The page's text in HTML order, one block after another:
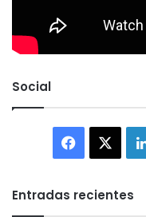
Social
Facebook
Entradas recientes